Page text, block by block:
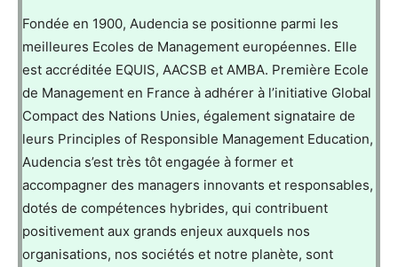
Fondée en 1900, Audencia se positionne parmi les
meilleures Ecoles de Management européennes. Elle
est accréditée EQUIS, AACSB et AMBA. Première Ecole
de Management en France à adhérer à l’initiative Global
Compact des Nations Unies, également signataire de
leurs Principles of Responsible Management Education,
Audencia s’est très tôt engagée à former et
accompagner des managers innovants et responsables,
dotés de compétences hybrides, qui contribuent
positivement aux grands enjeux auxquels nos
organisations, nos sociétés et notre planète, sont